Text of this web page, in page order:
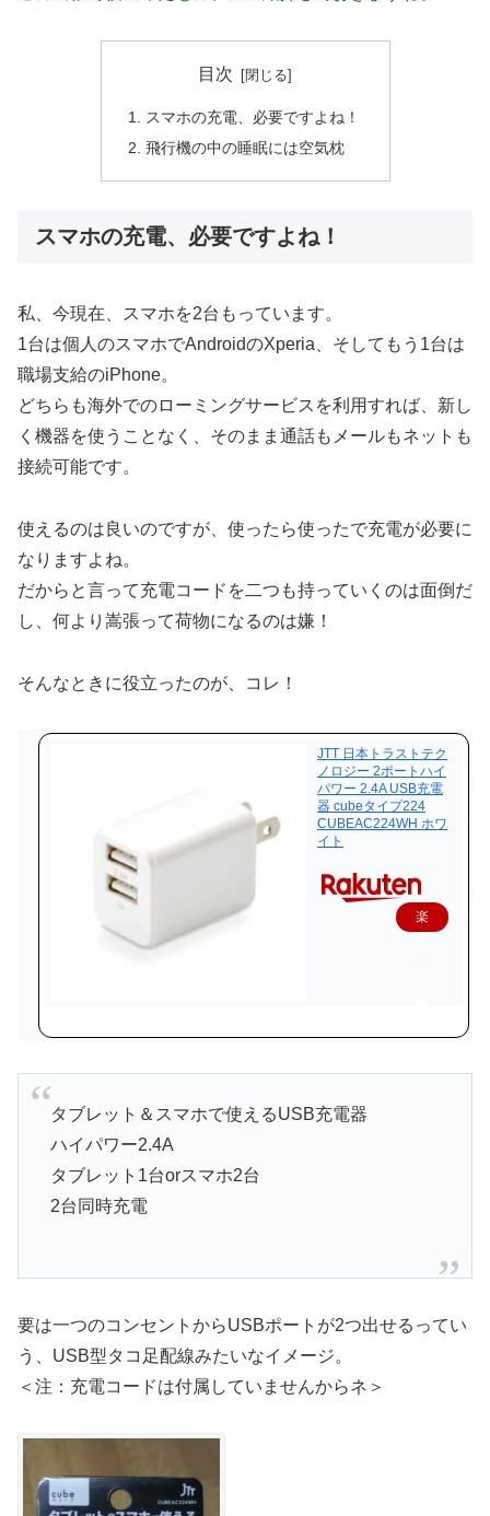
目次
スマホの充電、必要ですよね！
飛行機の中の睡眠には空気枕
スマホの充電、必要ですよね！
私、今現在、スマホを2台もっています。
1台は個人のスマホでAndroidのXperia、そしてもう1台は
職場支給のiPhone。
どちらも海外でのローミングサービスを利用すれば、新し
く機器を使うことなく、そのまま通話もメールもネットも
接続可能です。
使えるのは良いのですが、使ったら使ったで充電が必要に
なりますよね。
だからと言って充電コードを二つも持っていくのは面倒だ
し、何より嵩張って荷物になるのは嫌！
そんなときに役立ったのが、コレ！
JTT 日本トラストテク
ノロジー 2ポートハイ
パワー 2.4A USB充電
器 cubeタイプ224
CUBEAC224WH ホワ
イト
楽
入
タブレット＆スマホで使えるUSB充電器
ハイパワー2.4A
タブレット1台orスマホ2台
2台同時充電
要は一つのコンセントからUSBポートが2つ出せるってい
う、USB型タコ足配線みたいなイメージ。
＜注：充電コードは付属していませんからネ＞